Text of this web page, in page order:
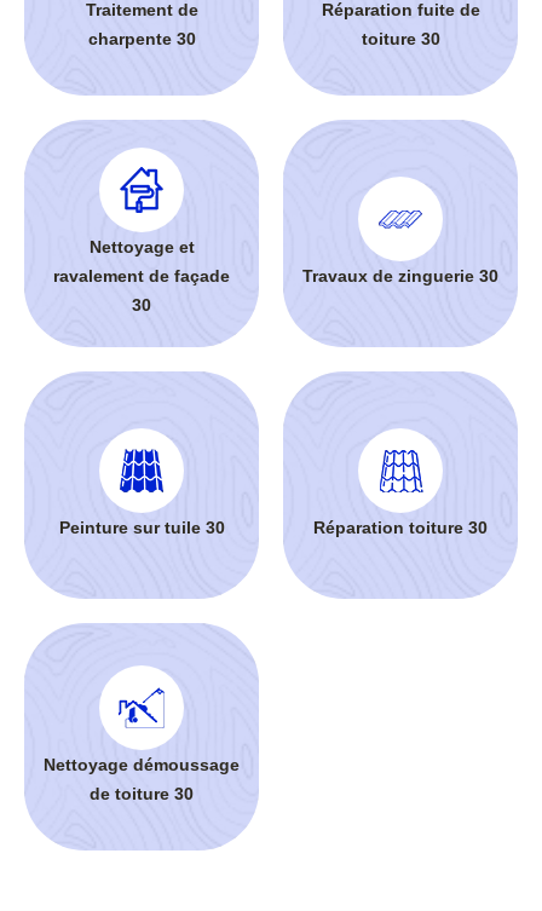
Traitement de
charpente 30
Réparation fuite de
toiture 30
Nettoyage et
ravalement de façade
30
Travaux de zinguerie 30
Peinture sur tuile 30 Réparation toiture 30
Nettoyage démoussage
de toiture 30